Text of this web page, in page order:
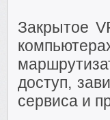
Закрытое
доступ,
сервиса и